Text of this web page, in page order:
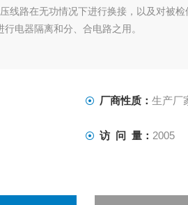
线路在无功情况下进行换接，以及对被
电器隔离和分、合电路之用。
厂商性质： 生产厂
访 问 量： 2005